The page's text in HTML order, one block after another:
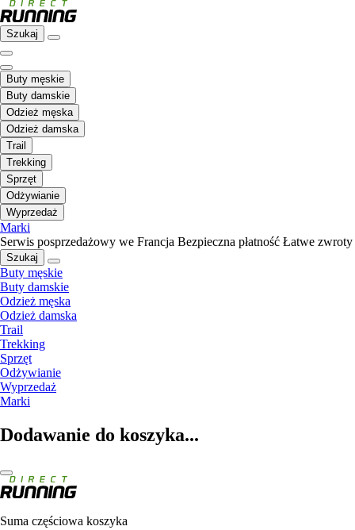
Szukaj
Buty męskie
Buty damskie
Odzież męska
Odzież damska
Trail
Trekking
Sprzęt
Odżywianie
Wyprzedaż
Marki
Serwis posprzedażowy we Francja Bezpieczna płatność Łatwe zwroty
Szukaj
Buty męskie
Buty damskie
Odzież męska
Odzież damska
Trail
Trekking
Sprzęt
Odżywianie
Wyprzedaż
Marki
Dodawanie do koszyka...
Suma częściowa koszyka